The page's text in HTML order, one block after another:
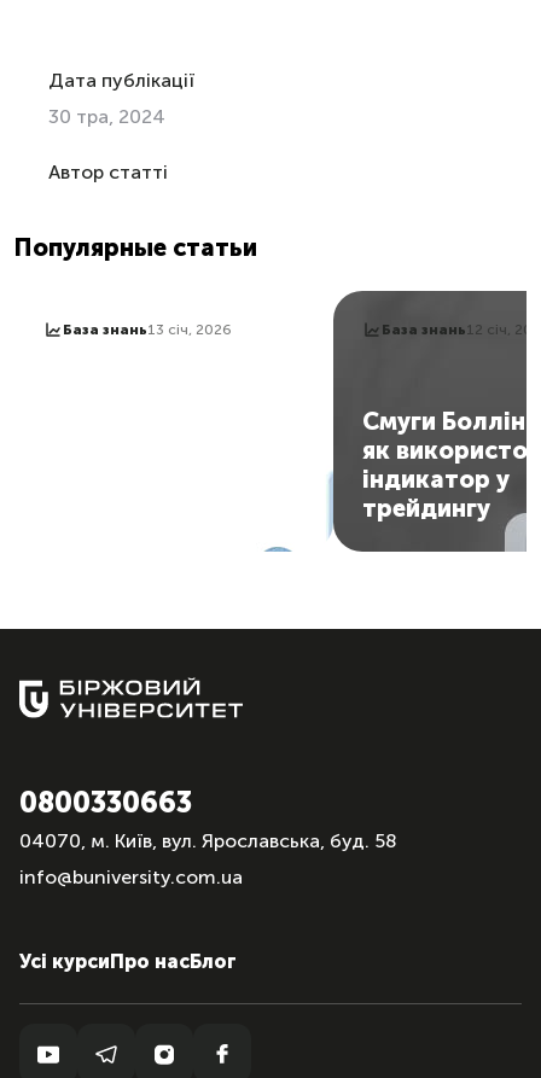
Дата публікації
30 тра, 2024
Автор статті
Популярные статьи
База знань13 січ, 2026 База знань12 січ,
Смуги
як
індикатор у
трейдингу
0800330663
04070, м. Київ, вул. Ярославська, буд. 58
info@buniversity.com.ua
Усі курсиПро насБлог